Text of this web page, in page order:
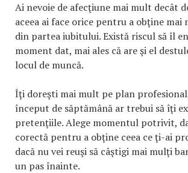
Ai nevoie de afecţiune mai mult decât
aceea ai face orice pentru a obţine
din partea iubitului. Există riscul să îl
moment dat, mai ales că are şi el
locul de muncă.
Îţi doreşti mai mult pe plan
început de săptămână ar trebui să îţi
pretenţiile. Alege momentul potrivit,
corectă pentru a obţine ceea ce ţi-ai
dacă nu vei reuşi să câştigi mai mulţi
un pas înainte.